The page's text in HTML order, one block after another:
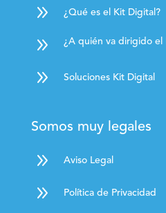
9 ¿Qué es el Kit Digital?
9 ¿A quién va dirigido el
9 Soluciones Kit Digital
Somos muy legales
9 Aviso Legal
9 Política de Privacidad